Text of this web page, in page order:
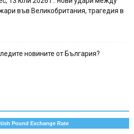
във Великобритания, трагедия в
новините от България?
Pound Exchange Rate